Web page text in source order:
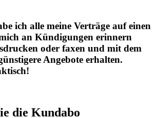
ich alle meine Verträge auf einen
an Kündigungen erinnern
oder faxen und mit dem
Angebote erhalten.
die Kundabo